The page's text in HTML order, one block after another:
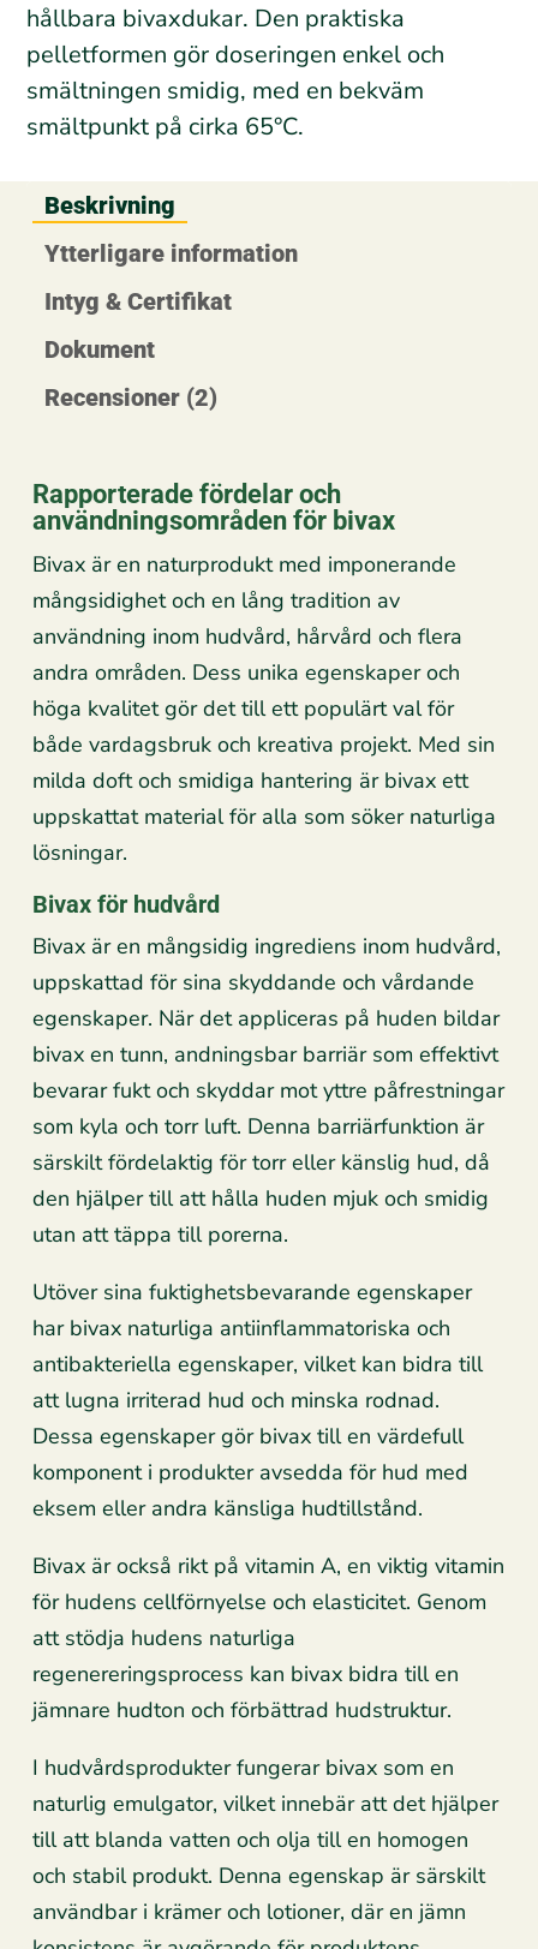
hållbara bivaxdukar. Den praktiska
pelletformen gör doseringen enkel och
smältningen smidig, med en bekväm
smältpunkt på cirka 65°C.
Beskrivning
Ytterligare information
Intyg & Certifikat
Dokument
Recensioner (2)
Rapporterade fördelar och
användningsområden för bivax
Bivax är en naturprodukt med imponerande
mångsidighet och en lång tradition av
användning inom hudvård, hårvård och flera
andra områden. Dess unika egenskaper och
höga kvalitet gör det till ett populärt val för
både vardagsbruk och kreativa projekt. Med sin
milda doft och smidiga hantering är bivax ett
uppskattat material för alla som söker naturliga
lösningar.
Bivax för hudvård
Bivax är en mångsidig ingrediens inom hudvård,
uppskattad för sina skyddande och vårdande
egenskaper. När det appliceras på huden bildar
bivax en tunn, andningsbar barriär som effektivt
bevarar fukt och skyddar mot yttre påfrestningar
som kyla och torr luft. Denna barriärfunktion är
särskilt fördelaktig för torr eller känslig hud, då
den hjälper till att hålla huden mjuk och smidig
utan att täppa till porerna.
Utöver sina fuktighetsbevarande egenskaper
har bivax naturliga antiinflammatoriska och
antibakteriella egenskaper, vilket kan bidra till
att lugna irriterad hud och minska rodnad.
Dessa egenskaper gör bivax till en värdefull
komponent i produkter avsedda för hud med
eksem eller andra känsliga hudtillstånd.
Bivax är också rikt på vitamin A, en viktig vitamin
för hudens cellförnyelse och elasticitet. Genom
att stödja hudens naturliga
regenereringsprocess kan bivax bidra till en
jämnare hudton och förbättrad hudstruktur.
I hudvårdsprodukter fungerar bivax som en
naturlig emulgator, vilket innebär att det hjälper
till att blanda vatten och olja till en homogen
och stabil produkt. Denna egenskap är särskilt
användbar i krämer och lotioner, där en jämn